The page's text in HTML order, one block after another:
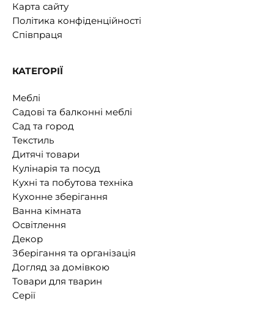
Карта сайту
Політика конфіденційності
Співпраця
КАТЕГОРІЇ
Меблі
Садові та балконні меблі
Сад та город
Текстиль
Дитячі товари
Кулінарія та посуд
Кухні та побутова техніка
Кухонне зберігання
Ванна кімната
Освітлення
Декор
Зберігання та організація
Догляд за домівкою
Товари для тварин
Серії